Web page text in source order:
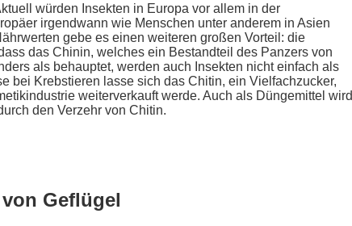
würden Insekten in Europa vor allem in der
irgendwann wie Menschen unter anderem in Asien
gebe es einen weiteren großen Vorteil: die
das Chinin, welches ein Bestandteil des Panzers von
als behauptet, werden auch Insekten nicht einfach als
bei Krebstieren lasse sich das Chitin, ein Vielfachzucker,
weiterverkauft werde. Auch als Düngemittel wird
den Verzehr von Chitin.
Geflügel